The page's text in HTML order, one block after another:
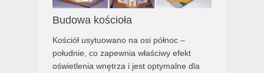
Budowa kościoła
Kościół usytuowano na osi północ –
południe, co zapewnia właściwy efekt
oświetlenia wnętrza i jest optymalne dla